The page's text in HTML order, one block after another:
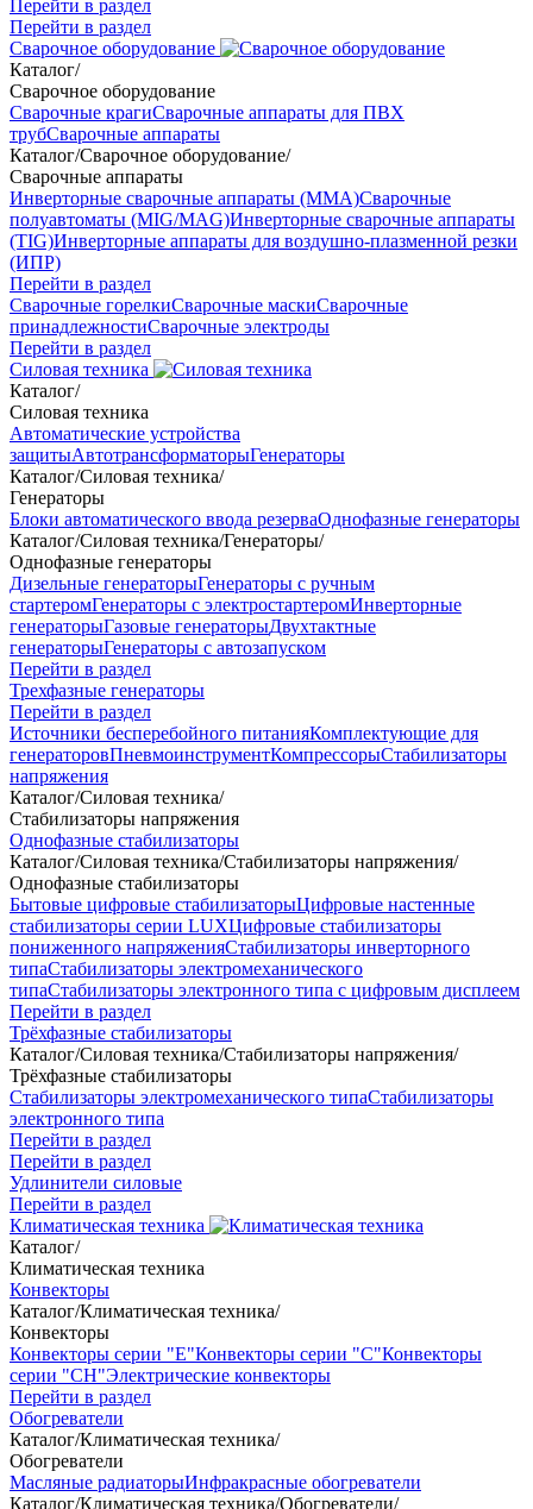
Перейти в раздел
Перейти в раздел
Сварочное оборудование
Каталог/
Сварочное оборудование
Сварочные крагиСварочные аппараты для ПВХ
трубСварочные аппараты
Каталог/Сварочное оборудование/
Сварочные аппараты
Инверторные сварочные аппараты (ММА)Сварочные
полуавтоматы (MIG/MAG)Инверторные сварочные аппараты
(TIG)Инверторные аппараты для воздушно-плазменной резки
(ИПР)
Перейти в раздел
Сварочные горелкиСварочные маскиСварочные
принадлежностиСварочные электроды
Перейти в раздел
Силовая техника
Каталог/
Силовая техника
Автоматические устройства
защитыАвтотрансформаторыГенераторы
Каталог/Силовая техника/
Генераторы
Блоки автоматического ввода резерваОднофазные генераторы
Каталог/Силовая техника/Генераторы/
Однофазные генераторы
Дизельные генераторыГенераторы с ручным
стартеромГенераторы с электростартеромИнверторные
генераторыГазовые генераторыДвухтактные
генераторыГенераторы с автозапуском
Перейти в раздел
Трехфазные генераторы
Перейти в раздел
Источники бесперебойного питанияКомплектующие для
генераторовПневмоинструментКомпрессорыСтабилизаторы
напряжения
Каталог/Силовая техника/
Стабилизаторы напряжения
Однофазные стабилизаторы
Каталог/Силовая техника/Стабилизаторы напряжения/
Однофазные стабилизаторы
Бытовые цифровые стабилизаторыЦифровые настенные
стабилизаторы серии LUXЦифровые стабилизаторы
пониженного напряженияСтабилизаторы инверторного
типаСтабилизаторы электромеханического
типаСтабилизаторы электронного типа с цифровым дисплеем
Перейти в раздел
Трёхфазные стабилизаторы
Каталог/Силовая техника/Стабилизаторы напряжения/
Трёхфазные стабилизаторы
Стабилизаторы электромеханического типаСтабилизаторы
электронного типа
Перейти в раздел
Перейти в раздел
Удлинители силовые
Перейти в раздел
Климатическая техника
Каталог/
Климатическая техника
Конвекторы
Каталог/Климатическая техника/
Конвекторы
Конвекторы серии "Е"Конвекторы серии "С"Конвекторы
серии "СН"Электрические конвекторы
Перейти в раздел
Обогреватели
Каталог/Климатическая техника/
Обогреватели
Масляные радиаторыИнфракрасные обогреватели
Каталог/Климатическая техника/Обогреватели/